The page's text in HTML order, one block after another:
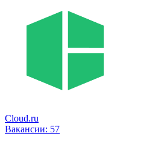
Cloud.ru
Вакансии: 57